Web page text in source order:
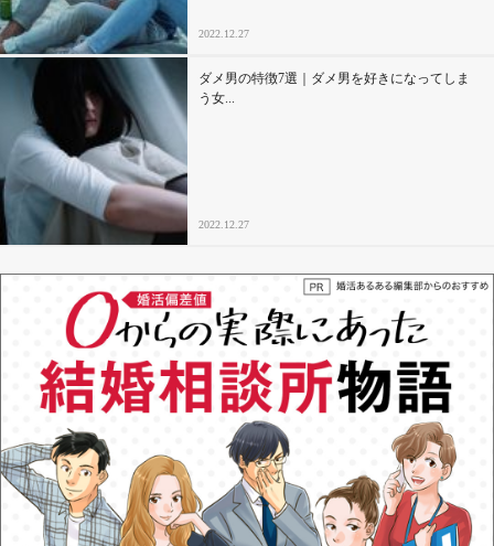
2022.12.27
ダメ男の特徴7選｜ダメ男を好きになってしま
う女...
2022.12.27